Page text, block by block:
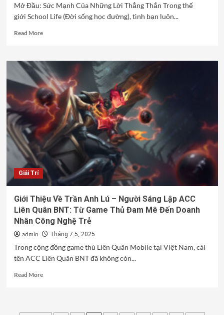
Mở Đầu: Sức Mạnh Của Những Lời Thẳng Thắn Trong thế
giới School Life (Đời sống học đường), tình bạn luôn...
Read MoreRead
Những
Câu
Nói
Đắt
Giá
Về
Tình
Bạn
Học
Trò
Trong
Truyện
School
Life
Giải Trí
Giới Thiệu Về Trần Anh Lú – Người Sáng Lập ACC
Liên Quân BNT: Từ Game Thủ Đam Mê Đến Doanh
Nhân Công Nghệ Trẻ
admin Tháng 7 5, 2025
Trong cộng đồng game thủ Liên Quân Mobile tại Việt Nam, cái
tên ACC Liên Quân BNT đã không còn...
Read MoreRead
Thiệu